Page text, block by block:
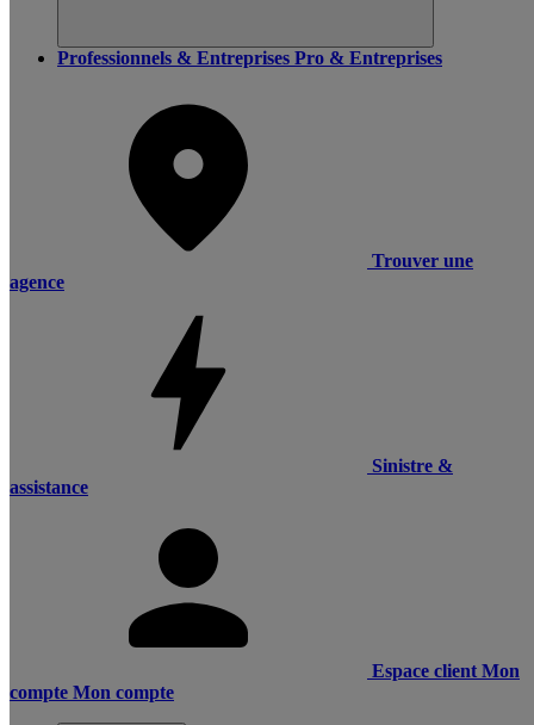
Professionnels & Entreprises Pro & Entreprises
Trouver une
agence
Sinistre &
assistance
Espace client Mon
compte Mon compte